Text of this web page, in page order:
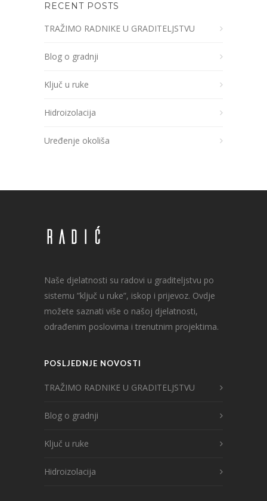
RECENT POSTS
TRAŽIMO RADNIKE U GRADITELJSTVU
Blog o gradnji
Ključ u ruke
Hidroizolacija
Uređenje okoliša
Naše djelatnosti su radovi u graditeljstvu po
sistemu ”ključ u ruke”, iskop i prijevoz. Ovdje
možete saznati više o našoj djelatnosti,
odrađenim poslovima i trenutnim projektima.
POSLJEDNJE NOVOSTI
TRAŽIMO RADNIKE U GRADITELJSTVU
Blog o gradnji
Ključ u ruke
Hidroizolacija